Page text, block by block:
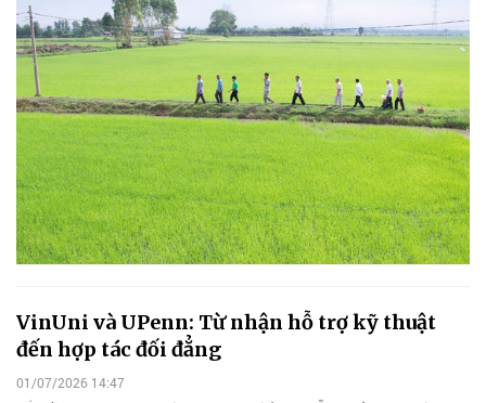
VinUni và UPenn: Từ nhận hỗ trợ kỹ thuật
đến hợp tác đối đẳng
01/07/2026 14:47